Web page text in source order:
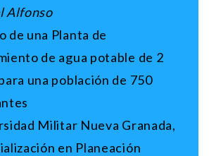
Alfonso
de una Planta de
de agua potable de 2
una población de 750
Militar Nueva Granada,
en Planeación